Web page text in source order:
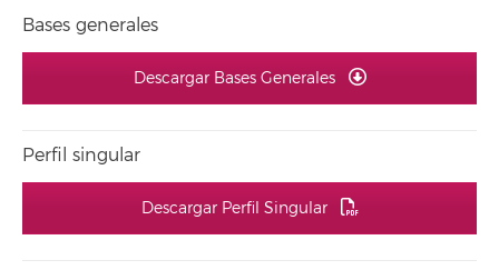
Bases generales
Descargar Bases Generales
Perfil singular
Descargar Perfil Singular